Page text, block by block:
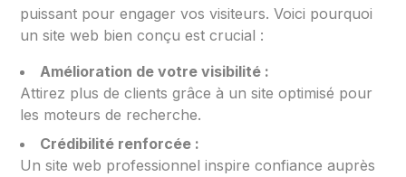
puissant pour engager vos visiteurs. Voici pourquoi
un site web bien conçu est crucial :
Amélioration de votre visibilité :
Attirez plus de clients grâce à un site optimisé pour
les moteurs de recherche.
Crédibilité renforcée :
Un site web professionnel inspire confiance auprès